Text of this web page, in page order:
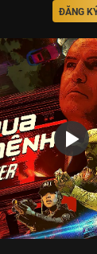
ĐĂNG